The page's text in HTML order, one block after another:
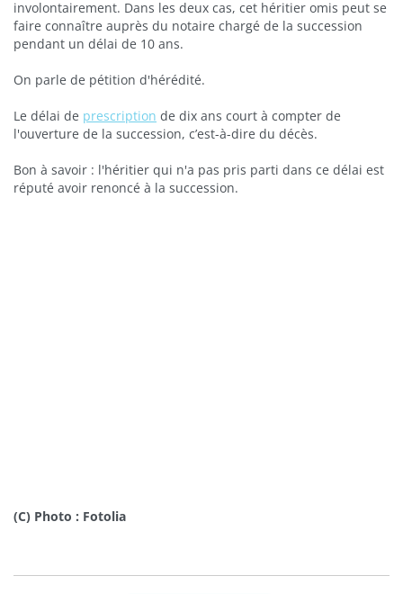
involontairement. Dans les deux cas, cet héritier omis peut se
faire connaître auprès du notaire chargé de la succession
pendant un délai de 10 ans.
On parle de pétition d'hérédité.
Le délai de prescription de dix ans court à compter de
l'ouverture de la succession, c’est-à-dire du décès.
Bon à savoir : l'héritier qui n'a pas pris parti dans ce délai est
réputé avoir renoncé à la succession.
(C) Photo : Fotolia